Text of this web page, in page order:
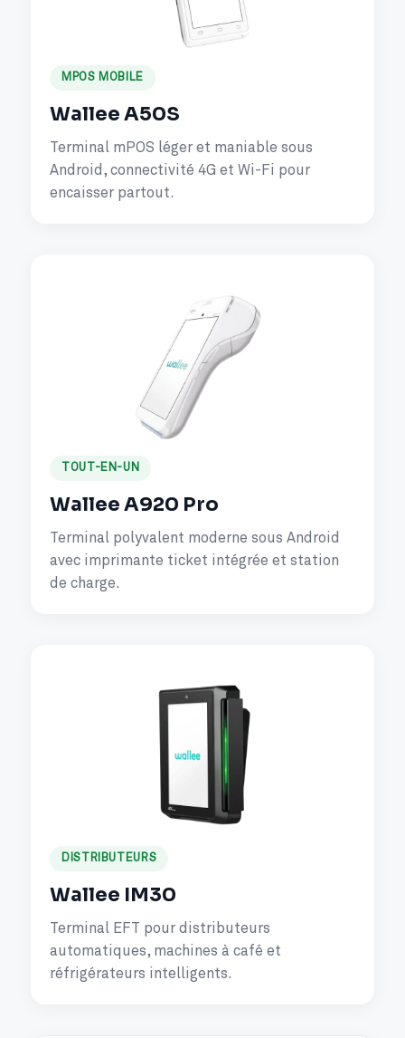
MPOS MOBILE
Wallee A50S
Terminal mPOS léger et maniable sous
Android, connectivité 4G et Wi-Fi pour
encaisser partout.
TOUT-EN-UN
Wallee A920 Pro
Terminal polyvalent moderne sous Android
avec imprimante ticket intégrée et station
de charge.
DISTRIBUTEURS
Wallee IM30
Terminal EFT pour distributeurs
automatiques, machines à café et
réfrigérateurs intelligents.